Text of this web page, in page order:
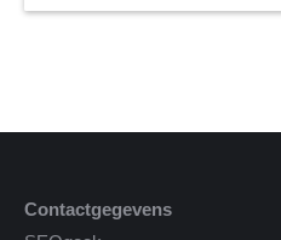
Contactgegevens